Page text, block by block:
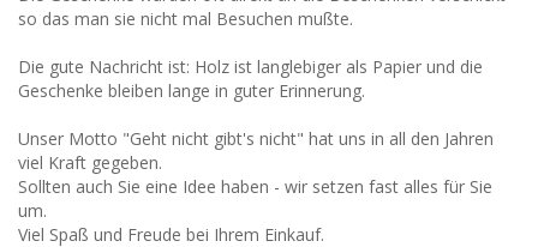
so das man sie nicht mal Besuchen mußte.
Die gute Nachricht ist: Holz ist langlebiger als Papier und die
Geschenke bleiben lange in guter Erinnerung.
Unser Motto "Geht nicht gibt's nicht" hat uns in all den Jahren
viel Kraft gegeben.
Sollten auch Sie eine Idee haben - wir setzen fast alles für Sie
um.
Viel Spaß und Freude bei Ihrem Einkauf.